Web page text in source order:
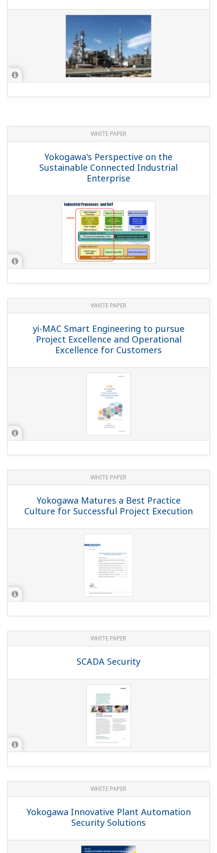
WHITE PAPER
Yokogawa's Perspective on the
Sustainable Connected Industrial
Enterprise
WHITE PAPER
yi-MAC Smart Engineering to pursue
Project Excellence and Operational
Excellence for Customers
WHITE PAPER
Yokogawa Matures a Best Practice
Culture for Successful Project Execution
WHITE PAPER
SCADA Security
WHITE PAPER
Yokogawa Innovative Plant Automation
Security Solutions